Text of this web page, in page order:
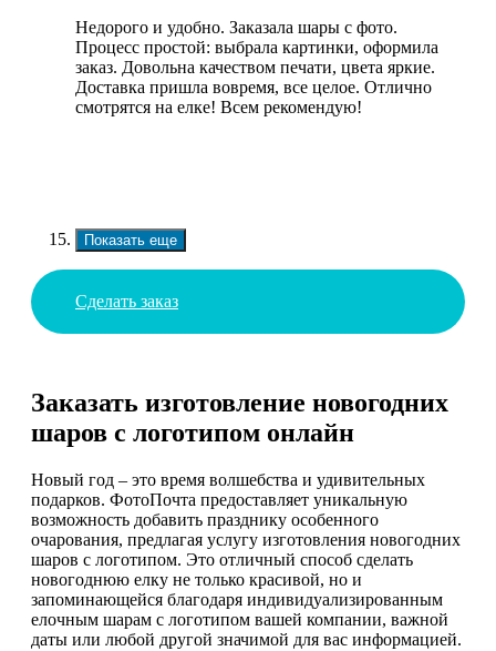
Недорого и удобно. Заказала шары с фото.
Процесс простой: выбрала картинки, оформила
заказ. Довольна качеством печати, цвета яркие.
Доставка пришла вовремя, все целое. Отлично
смотрятся на елке! Всем рекомендую!
Показать еще
Сделать заказ
Заказать изготовление новогодних
шаров с логотипом онлайн
Новый год – это время волшебства и удивительных
подарков. ФотоПочта предоставляет уникальную
возможность добавить празднику особенного
очарования, предлагая услугу изготовления новогодних
шаров с логотипом. Это отличный способ сделать
новогоднюю елку не только красивой, но и
запоминающейся благодаря индивидуализированным
елочным шарам с логотипом вашей компании, важной
даты или любой другой значимой для вас информацией.